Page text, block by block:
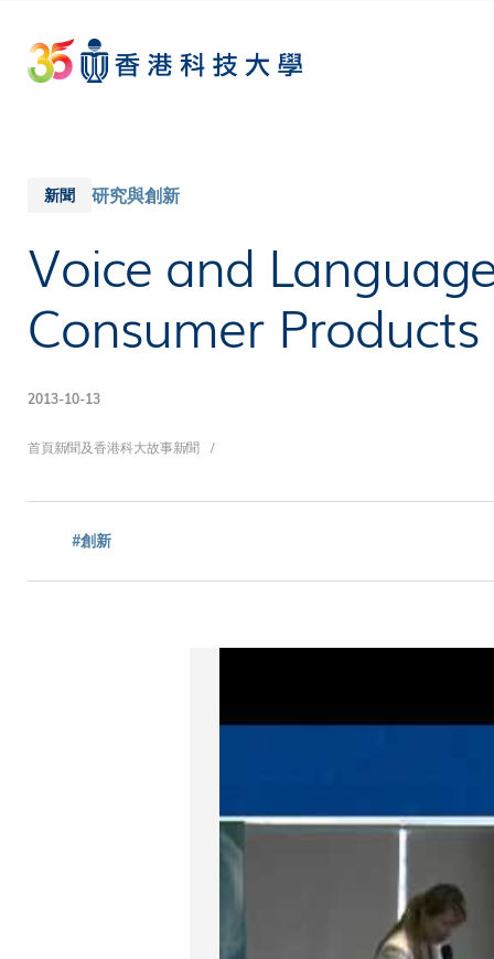
main
content
新聞 研究與創新
Voice and
Consumer Products
2013-10-13
導
航
首頁新聞及香港科大故事新聞
#創新